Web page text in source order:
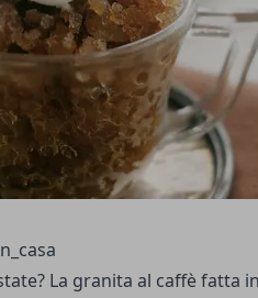
La granita al caffè fatta